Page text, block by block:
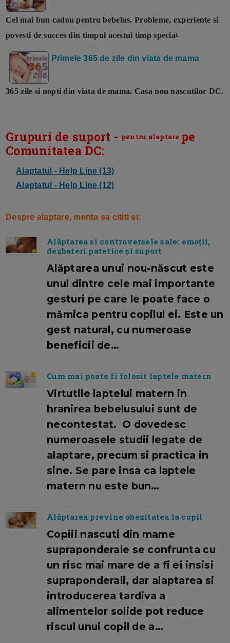
Cel mai bun cadou pentru bebelus. Probleme, experiente si
povesti de succes din timpul acestui timp special.
Primele 365 de zile din viata de mama
365 zile si nopti din viata de mama. Casa nou nascutilor DC.
Grupuri de suport - pentru alaptare pe
Comunitatea DC:
Alaptatul - Help Line (13)
Alaptatul - Help Line (12)
Despre alaptare, merita sa cititi si:
Alăptarea si controversele sale: emoții,
dezbateri patetice și suport
Alăptarea unui nou-născut este
unul dintre cele mai importante
gesturi pe care le poate face o
mămica pentru copilul ei. Este un
gest natural, cu numeroase
beneficii de…
Cum mai poate fi folosit laptele matern
Virtutile laptelui matern in
hranirea bebelusului sunt de
necontestat. O dovedesc
numeroasele studii legate de
alaptare, precum si practica in
sine. Se pare insa ca laptele
matern nu este bun…
Alăptarea previne obezitatea la copil
Copiii nascuti din mame
supraponderale se confrunta cu
un risc mai mare de a fi ei insisi
supraponderali, dar alaptarea si
introducerea tardiva a
alimentelor solide pot reduce
riscul unui copil de a…